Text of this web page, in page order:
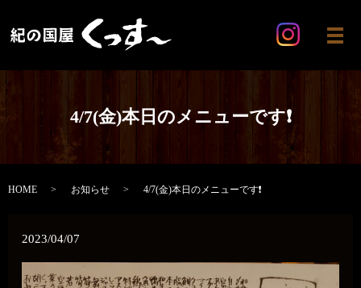
メ
4/7(金)本日のメニューです❗
HOME お知らせ 4/7(金)本日のメニューです❗
2023/04/07